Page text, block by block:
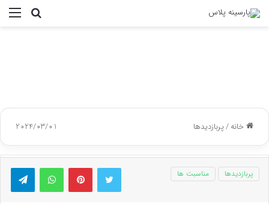
جستجو
خانه/پربازدیدها 2024/03/01
توییتر پینتریستواتس آپ
پربازدیدها مناسبت ها